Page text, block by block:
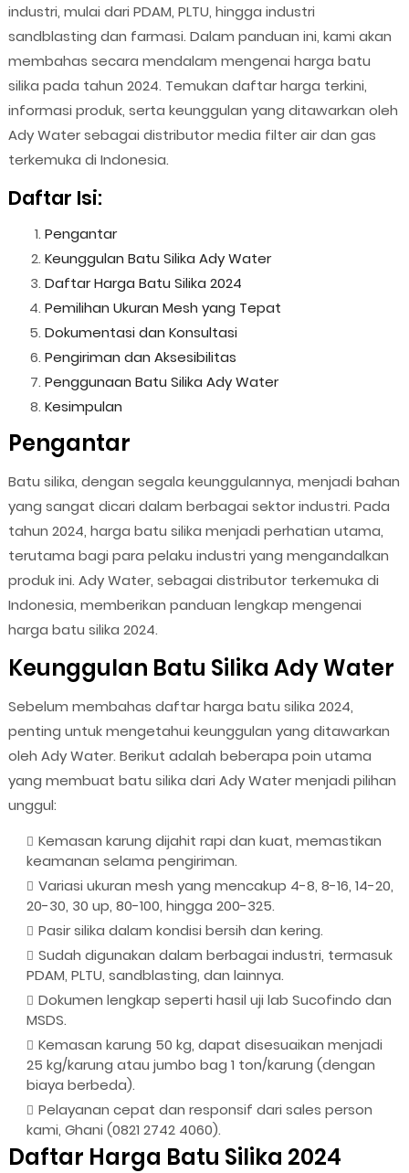
industri, mulai dari PDAM, PLTU, hingga industri
sandblasting dan farmasi. Dalam panduan ini, kami akan
membahas secara mendalam mengenai harga batu
silika pada tahun 2024. Temukan daftar harga terkini,
informasi produk, serta keunggulan yang ditawarkan oleh
Ady Water sebagai distributor media filter air dan gas
terkemuka di Indonesia.
Daftar Isi:
Pengantar
Keunggulan Batu Silika Ady Water
Daftar Harga Batu Silika 2024
Pemilihan Ukuran Mesh yang Tepat
Dokumentasi dan Konsultasi
Pengiriman dan Aksesibilitas
Penggunaan Batu Silika Ady Water
Kesimpulan
Pengantar
Batu silika, dengan segala keunggulannya, menjadi bahan
yang sangat dicari dalam berbagai sektor industri. Pada
tahun 2024, harga batu silika menjadi perhatian utama,
terutama bagi para pelaku industri yang mengandalkan
produk ini. Ady Water, sebagai distributor terkemuka di
Indonesia, memberikan panduan lengkap mengenai
harga batu silika 2024.
Keunggulan Batu Silika Ady Water
Sebelum membahas daftar harga batu silika 2024,
penting untuk mengetahui keunggulan yang ditawarkan
oleh Ady Water. Berikut adalah beberapa poin utama
yang membuat batu silika dari Ady Water menjadi pilihan
unggul:
Kemasan karung dijahit rapi dan kuat, memastikan
keamanan selama pengiriman.
Variasi ukuran mesh yang mencakup 4-8, 8-16, 14-20,
20-30, 30 up, 80-100, hingga 200-325.
Pasir silika dalam kondisi bersih dan kering.
Sudah digunakan dalam berbagai industri, termasuk
PDAM, PLTU, sandblasting, dan lainnya.
Dokumen lengkap seperti hasil uji lab Sucofindo dan
MSDS.
Kemasan karung 50 kg, dapat disesuaikan menjadi
25 kg/karung atau jumbo bag 1 ton/karung (dengan
biaya berbeda).
Pelayanan cepat dan responsif dari sales person
kami, Ghani (0821 2742 4060).
Daftar Harga Batu Silika 2024